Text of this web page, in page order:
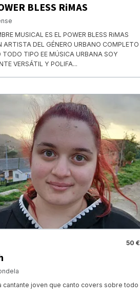
BLESS RiMAS
MUSICAL ES EL POWER BLESS RiMAS
ARTISTA DEL GÉNERO URBANO COMPLETO
TODO TIPO EE MÚSICA URBANA SOY
VERSÁTIL Y POLIFA...
50 €
cantante joven que canto covers sobre todo